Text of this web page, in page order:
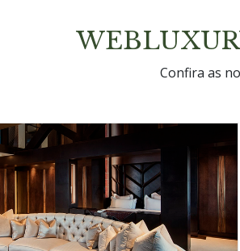
Confira as